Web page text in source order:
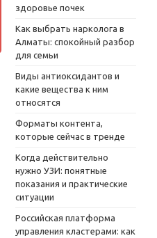
здоровье почек
Как выбрать нарколога в
Алматы: спокойный разбор
для семьи
Виды антиоксидантов и
какие вещества к ним
относятся
Форматы контента,
которые сейчас в тренде
Когда действительно
нужно УЗИ: понятные
показания и практические
ситуации
Российская платформа
управления кластерами: как